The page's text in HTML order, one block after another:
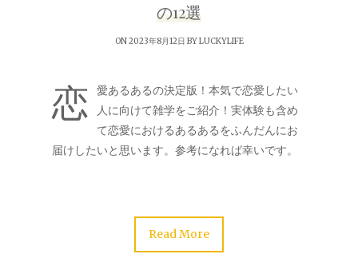
の12選
ON 2023年8月12日 BYLUCKYLIFE
恋
愛あるあるの決定版！本気で恋愛したい
人に向けて雑学をご紹介！実体験も含め
て恋愛におけるあるあるをふんだんにお
届けしたいと思います。参考になれば幸いです。
Read More